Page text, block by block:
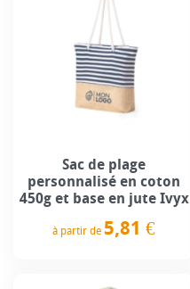
Sac de plage
personnalisé en coton
450g et base en jute Ivyx
à partir de 5,81 €